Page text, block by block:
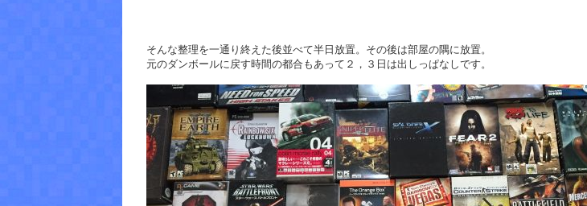
そんな整理を一通り終えた後並べて半日放置。その後は部屋の隅に放置。
元のダンボールに戻す時間の都合もあって２，３日は出しっぱなしです。